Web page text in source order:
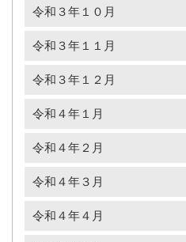
令和３年１０月
令和３年１１月
令和３年１２月
令和４年１月
令和４年２月
令和４年３月
令和４年４月